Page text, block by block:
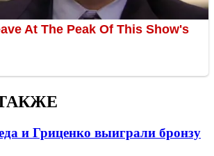
и Гриценко выиграли бронзу